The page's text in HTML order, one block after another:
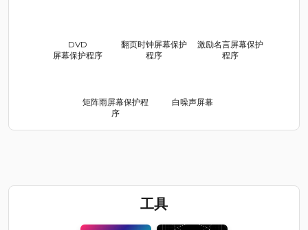
DVD
屏幕保护程序
翻页时钟屏幕保护
程序
激励名言屏幕保护
程序
矩阵雨屏幕保护程
序
白噪声屏幕
工具